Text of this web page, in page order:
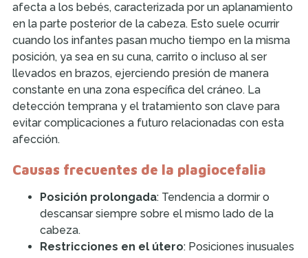
afecta a los bebés, caracterizada por un aplanamiento
en la parte posterior de la cabeza. Esto suele ocurrir
cuando los infantes pasan mucho tiempo en la misma
posición, ya sea en su cuna, carrito o incluso al ser
llevados en brazos, ejerciendo presión de manera
constante en una zona específica del cráneo. La
detección temprana y el tratamiento son clave para
evitar complicaciones a futuro relacionadas con esta
afección.
Causas frecuentes de la plagiocefalia
Posición prolongada: Tendencia a dormir o
descansar siempre sobre el mismo lado de la
cabeza.
Restricciones en el útero: Posiciones inusuales